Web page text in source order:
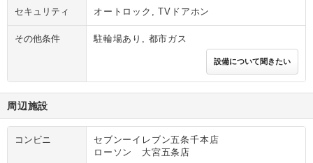
セキュリティ オートロック, TVドアホン
その他条件 駐輪場あり, 都市ガス
設備について聞きたい
周辺施設
コンビニ
セブンーイレブン五条千本店
ローソン 大宮五条店